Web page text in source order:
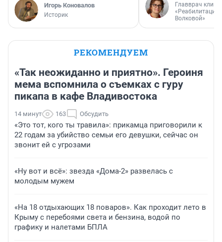
Игорь Коновалов
Историк
Главврач
«Реабилитация
Волковой»
РЕКОМЕНДУЕМ
«Так неожиданно и приятно». Героиня
мема вспомнила о съемках с гуру
пикапа в кафе Владивостока
14 минут 163 Обсудить
«Это тот, кого ты травила»: прикамца приговорили к
22 годам за убийство семьи его девушки, сейчас он
звонит ей с угрозами
«Ну вот и всё»: звезда «Дома-2» развелась с
молодым мужем
«На 18 отдыхающих 18 поваров». Как проходит лето в
Крыму с перебоями света и бензина, водой по
графику и налетами БПЛА